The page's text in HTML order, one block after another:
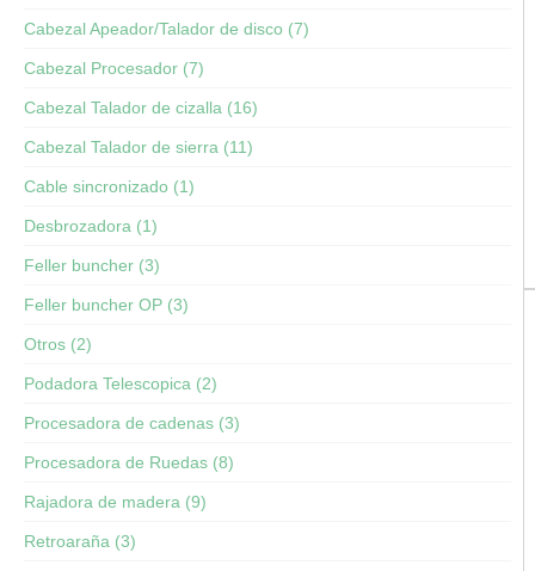
Cabezal Apeador/Talador de disco (7)
Cabezal Procesador (7)
Cabezal Talador de cizalla (16)
Cabezal Talador de sierra (11)
Cable sincronizado (1)
Desbrozadora (1)
Feller buncher (3)
Feller buncher OP (3)
Otros (2)
Podadora Telescopica (2)
Procesadora de cadenas (3)
Procesadora de Ruedas (8)
Rajadora de madera (9)
Retroaraña (3)